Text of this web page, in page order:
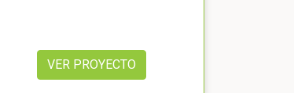
VER PROYECTO